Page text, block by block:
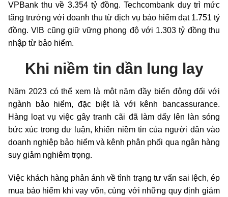
VPBank thu về 3.354 tỷ đồng. Techcombank duy trì mức
tăng trưởng với doanh thu từ dịch vụ bảo hiểm đạt 1.751 tỷ
đồng. VIB cũng giữ vững phong độ với 1.303 tỷ đồng thu
nhập từ bảo hiểm.
Khi niềm tin dần lung lay
Năm 2023 có thể xem là một năm đầy biến động đối với
ngành bảo hiểm, đặc biệt là với kênh bancassurance.
Hàng loạt vụ việc gây tranh cãi đã làm dấy lên làn sóng
bức xúc trong dư luận, khiến niềm tin của người dân vào
doanh nghiệp bảo hiểm và kênh phân phối qua ngân hàng
suy giảm nghiêm trọng.
Việc khách hàng phản ánh về tình trạng tư vấn sai lệch, ép
mua bảo hiểm khi vay vốn, cùng với những quy định giám